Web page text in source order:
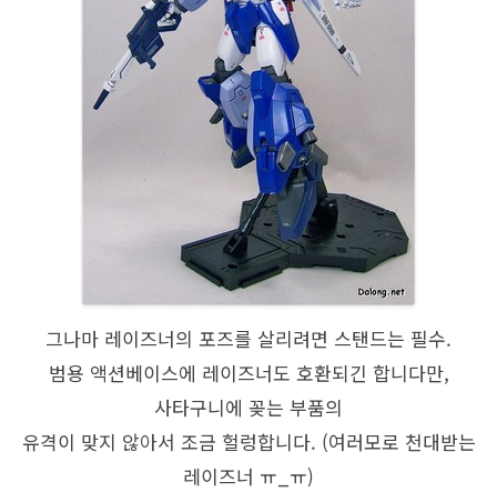
그나마 레이즈너의 포즈를 살리려면 스탠드는 필수.
범용 액션베이스에 레이즈너도 호환되긴 합니다만,
사타구니에 꽂는 부품의
유격이 맞지 않아서 조금 헐렁합니다. (여러모로 천대받는
레이즈너 ㅠ_ㅠ)